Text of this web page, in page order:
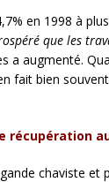
en 1998 à
que les
a augmenté.
fait bien
récupération
chaviste